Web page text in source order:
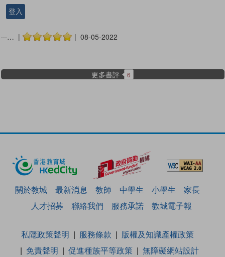
登入
···… | | 08-05-2022
更多書評 6
關於教城 最新消息 教師 中學生 小學生
家長
人才招募
聯絡我們 服務承諾 教城電子報
私隱政策聲明 服務條款
版權及知識產權政策
免責聲明
促進種族平等政策 無障礙網站設計